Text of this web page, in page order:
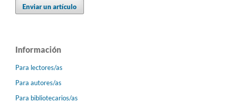
Enviar un artículo
Información
Para lectores/as
Para autores/as
Para bibliotecarios/as